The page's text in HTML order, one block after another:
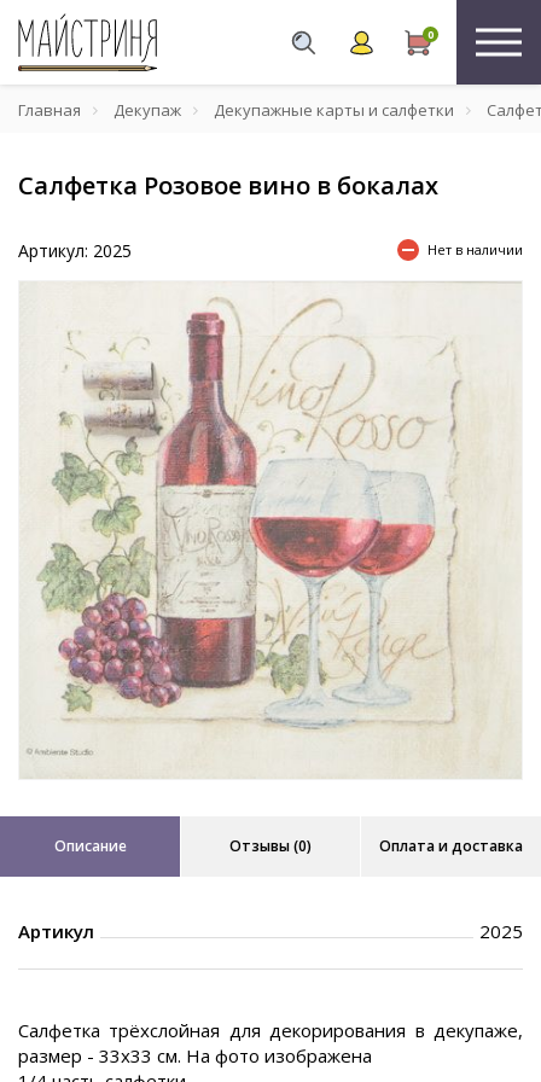
0
Главная Декупаж Декупажные карты и салфетки
Салфетка Розовое вино в бокалах
Артикул: 2025 Нет в наличии
Описание Отзывы (0) Оплата и доставка
Артикул 2025
Салфетка трёхслойная для декорирования в декупаже,
размер - 33х33 см. На фото изображена